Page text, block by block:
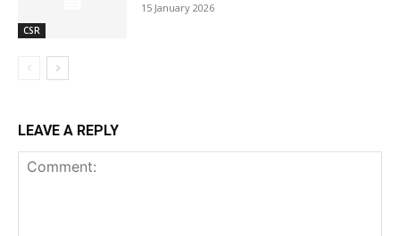
CSR
15 January 2026
LEAVE A REPLY